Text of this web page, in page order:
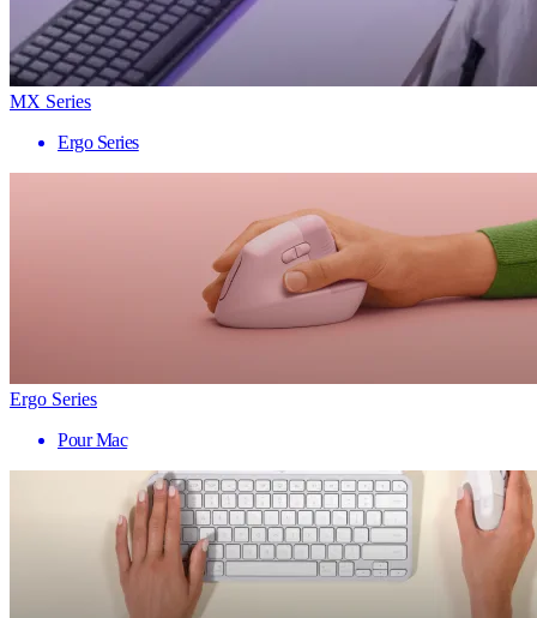
MX Series
Ergo Series
Ergo Series
Pour Mac